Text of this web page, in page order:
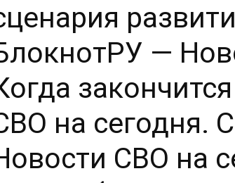
—
на сегодня.
СВО на